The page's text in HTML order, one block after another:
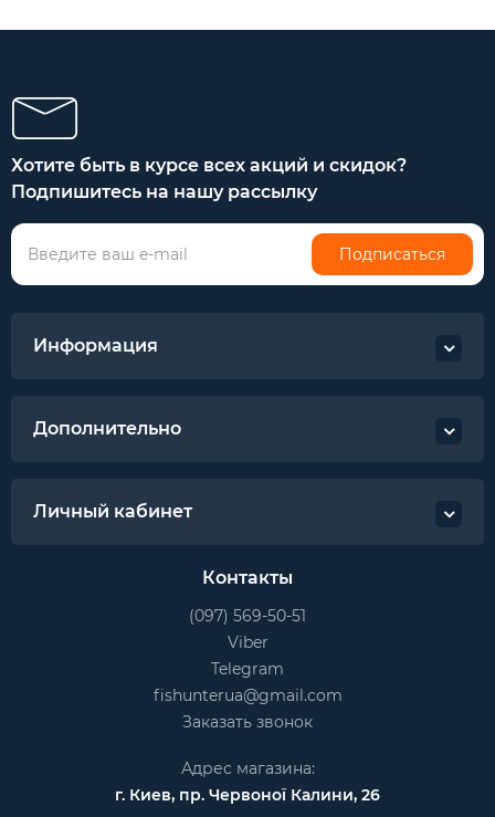
Хотите быть в курсе всех акций и скидок?
Подпишитесь на нашу рассылку
Подписаться
Информация
Дополнительно
Личный кабинет
Контакты
(097) 569-50-51
Viber
Telegram
fishunterua@gmail.com
Заказать звонок
Адрес магазина:
г. Киев, пр. Червоної Калини, 26